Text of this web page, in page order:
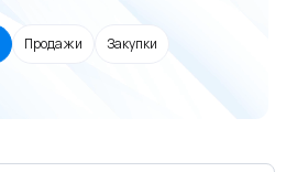
Продажи Закупки